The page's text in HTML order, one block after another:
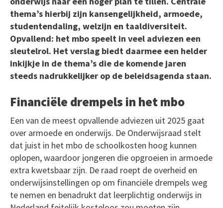
thema’s hierbij zijn kansengelijkheid, armoede,
studentendaling, welzijn en taaldiversiteit.
Opvallend: het mbo speelt in veel adviezen een
sleutelrol. Het verslag biedt daarmee een helder
inkijkje in de thema’s die de komende jaren
steeds nadrukkelijker op de beleidsagenda staan.
Financiële drempels in het mbo
Een van de meest opvallende adviezen uit 2025 gaat
over armoede en onderwijs. De Onderwijsraad stelt
dat juist in het mbo de schoolkosten hoog kunnen
oplopen, waardoor jongeren die opgroeien in armoede
extra kwetsbaar zijn. De raad roept de overheid en
onderwijsinstellingen op om financiële drempels weg
te nemen en benadrukt dat leerplichtig onderwijs in